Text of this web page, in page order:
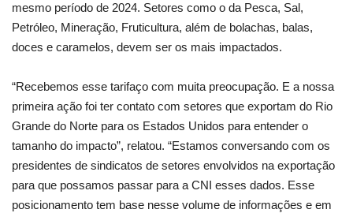
mesmo período de 2024. Setores como o da Pesca, Sal,
Petróleo, Mineração, Fruticultura, além de bolachas, balas,
doces e caramelos, devem ser os mais impactados.
“Recebemos esse tarifaço com muita preocupação. E a nossa
primeira ação foi ter contato com setores que exportam do Rio
Grande do Norte para os Estados Unidos para entender o
tamanho do impacto”, relatou. “Estamos conversando com os
presidentes de sindicatos de setores envolvidos na exportação
para que possamos passar para a CNI esses dados. Esse
posicionamento tem base nesse volume de informações e em